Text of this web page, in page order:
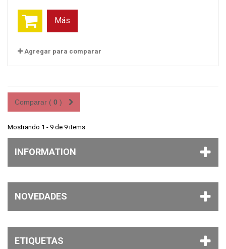
Más
Agregar para comparar
Comparar ( 0 )
Mostrando 1 - 9 de 9 items
INFORMATION
NOVEDADES
ETIQUETAS